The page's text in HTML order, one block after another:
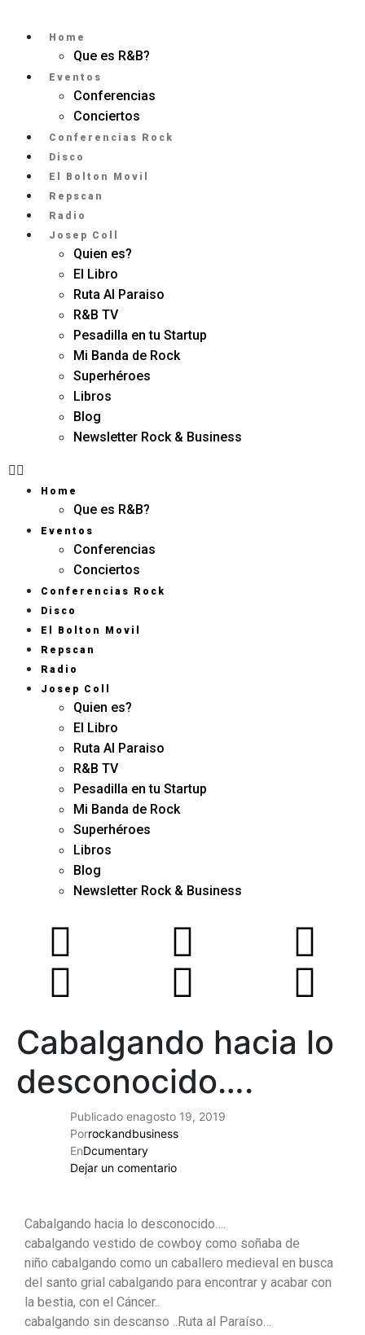
Home
Que es R&B?
Eventos
Conferencias
Conciertos
Conferencias Rock
Disco
El Bolton Movil
Repscan
Radio
Josep Coll
Quien es?
El Libro
Ruta Al Paraiso
R&B TV
Pesadilla en tu Startup
Mi Banda de Rock
Superhéroes
Libros
Blog
Newsletter Rock & Business
Home
Que es R&B?
Eventos
Conferencias
Conciertos
Conferencias Rock
Disco
El Bolton Movil
Repscan
Radio
Josep Coll
Quien es?
El Libro
Ruta Al Paraiso
R&B TV
Pesadilla en tu Startup
Mi Banda de Rock
Superhéroes
Libros
Blog
Newsletter Rock & Business
Publicado enagosto 19, 2019
Porrockandbusiness
EnDcumentary
Dejar un comentario
Cabalgando hacia lo
desconocido….
Cabalgando hacia lo desconocido….
cabalgando vestido de cowboy como soñaba de
niño cabalgando como un caballero medieval en busca
del santo grial cabalgando para encontrar y acabar con
la bestia, con el Cáncer..
cabalgando sin descanso ..Ruta al Paraíso…